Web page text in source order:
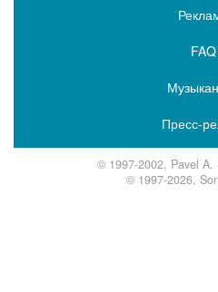
FAQ
Пресс-
© 1997-2002, Pavel A.
© 1997-2026,